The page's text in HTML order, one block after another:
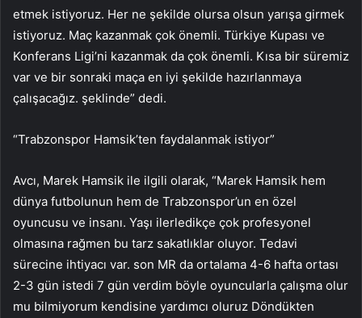
etmek istiyoruz. Her ne şekilde olursa olsun yarışa girmek
istiyoruz. Maç kazanmak çok önemli. Türkiye Kupası ve
Konferans Ligi’ni kazanmak da çok önemli. Kısa bir süremiz
var ve bir sonraki maça en iyi şekilde hazırlanmaya
çalışacağız. şeklinde” dedi.
“Trabzonspor Hamsik’ten faydalanmak istiyor”
Avcı, Marek Hamsik ile ilgili olarak, “Marek Hamsik hem
dünya futbolunun hem de Trabzonspor’un en özel
oyuncusu ve insanı. Yaşı ilerledikçe çok profesyonel
olmasına rağmen bu tarz sakatlıklar oluyor. Tedavi
sürecine ihtiyacı var. son MR da ortalama 4-6 hafta ortası
2-3 gün istedi 7 gün verdim böyle oyuncularla çalışma olur
mu bilmiyorum kendisine yardımcı oluruz Döndükten